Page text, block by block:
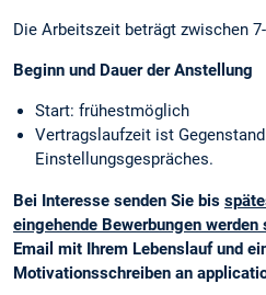
Die Arbeitszeit beträgt zwischen
Beginn und Dauer der Anstellung
Start: frühestmöglich
Vertragslaufzeit ist
Einstellungsgespräches.
Bei Interesse senden Sie bis
eingehende Bewerbungen
Email mit Ihrem Lebenslauf und
Motivationsschreiben an